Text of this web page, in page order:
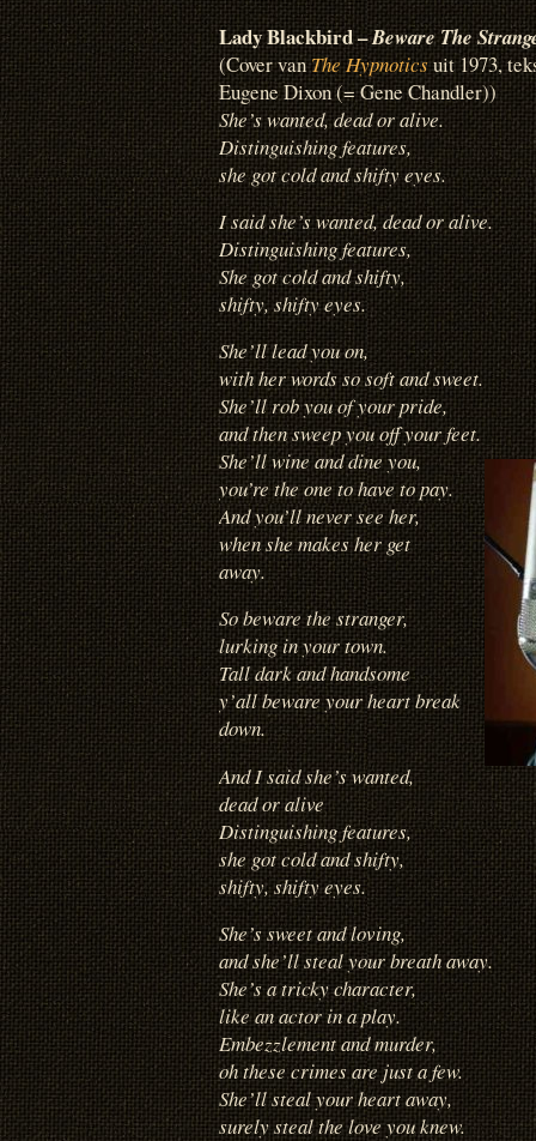
Lady Blackbird –Beware The
(Cover vanThe Hypnoticsuit 1973,
Eugene Dixon (= Gene Chandler))
She’s wanted, dead or alive.
Distinguishing features,
she got cold and shifty eyes.
I said she’s wanted, dead or alive.
Distinguishing features,
She got cold and shifty,
shifty, shifty eyes.
She’ll lead you on,
with her words so soft and sweet.
She’ll rob you of your pride,
and then sweep you off your feet.
She’ll wine and dine you,
you’re the one to have to pay.
And you’ll never see her,
when she makes her get
away.
So beware the stranger,
lurking in your town.
Tall dark and handsome
y’all beware your heart break
down.
And I said she’s wanted,
dead or alive
Distinguishing features,
she got cold and shifty,
shifty, shifty eyes.
She’s sweet and loving,
and she’ll steal your breath away.
She’s a tricky character,
like an actor in a play.
Embezzlement and murder,
oh these crimes are just a few.
She’ll steal your heart away,
surely steal the love you knew.